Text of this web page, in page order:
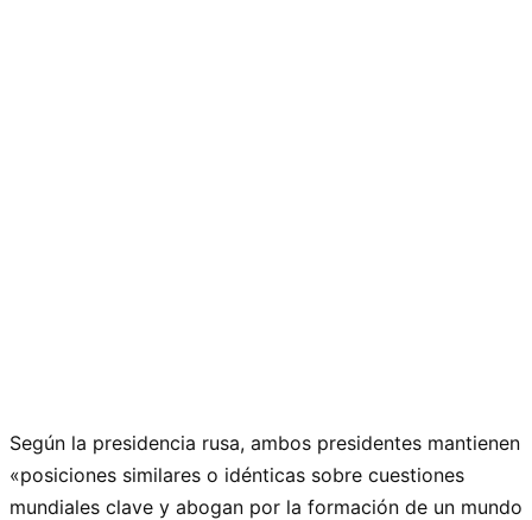
Según la presidencia rusa, ambos presidentes mantienen
«posiciones similares o idénticas sobre cuestiones
mundiales clave y abogan por la formación de un mundo